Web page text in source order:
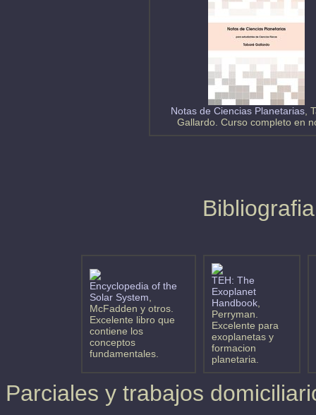
Notas de Ciencias Planetarias,
Gallardo. Curso completo en
Encyclopedia of the
Solar System,
McFadden y otros.
Excelente libro que
contiene los
conceptos
fundamentales.
TEH: The
Exoplanet
Handbook,
Perryman.
Excelente para
exoplanetas y
formacion
planetaria.
Parciales y trabajos